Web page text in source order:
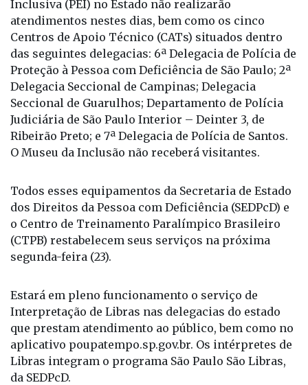
Inclusiva (PEI) no Estado não realizarão
atendimentos nestes dias, bem como os cinco
Centros de Apoio Técnico (CATs) situados dentro
das seguintes delegacias: 6ª Delegacia de Polícia de
Proteção à Pessoa com Deficiência de São Paulo; 2ª
Delegacia Seccional de Campinas; Delegacia
Seccional de Guarulhos; Departamento de Polícia
Judiciária de São Paulo Interior – Deinter 3, de
Ribeirão Preto; e 7ª Delegacia de Polícia de Santos.
O Museu da Inclusão não receberá visitantes.
Todos esses equipamentos da Secretaria de Estado
dos Direitos da Pessoa com Deficiência (SEDPcD) e
o Centro de Treinamento Paralímpico Brasileiro
(CTPB) restabelecem seus serviços na próxima
segunda-feira (23).
Estará em pleno funcionamento o serviço de
Interpretação de Libras nas delegacias do estado
que prestam atendimento ao público, bem como no
aplicativo poupatempo.sp.gov.br. Os intérpretes de
Libras integram o programa São Paulo São Libras,
da SEDPcD.